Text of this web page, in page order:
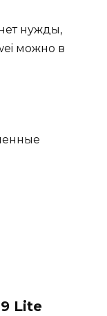
нужды,
можно в
Lite